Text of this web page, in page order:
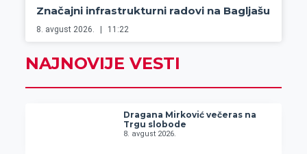
Značajni infrastrukturni radovi na Bagljašu
8. avgust 2026. 11:22
NAJNOVIJE VESTI
Dragana Mirković večeras na
Trgu slobode
8. avgust 2026.